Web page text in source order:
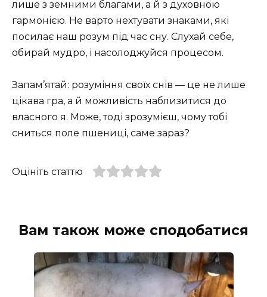
лише з земними благами, а й з духовною
гармонією. Не варто нехтувати знаками, які
посилає наш розум під час сну. Слухай себе,
обирай мудро, і насолоджуйся процесом.
Запам’ятай: розуміння своїх снів — це не лише
цікава гра, а й можливість наблизитися до
власного я. Може, тоді зрозумієш, чому тобі
сниться поле пшениці, саме зараз?
Оцініть статтю
Вам також може сподобатися